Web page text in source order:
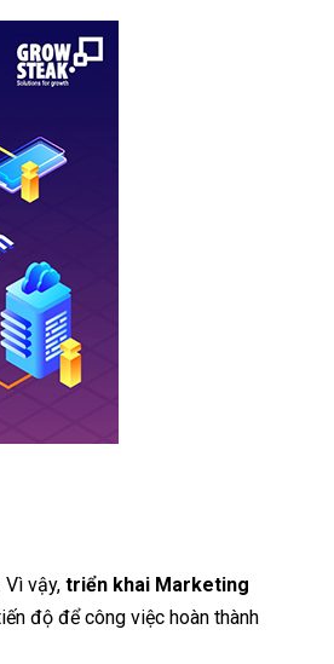
Vì vậy,triển khai Marketing
độ để công việc hoàn thành